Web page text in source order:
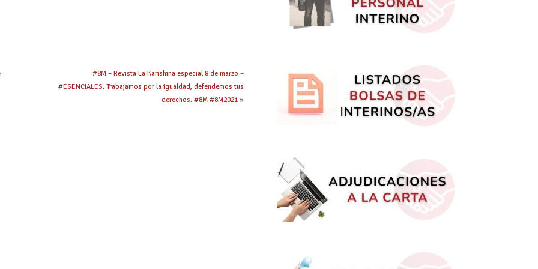
#8M – Revista La Karishina especial 8 de marzo –
#ESENCIALES. Trabajamos por la igualdad, defendemos tus
derechos. #8M #8M2021 »